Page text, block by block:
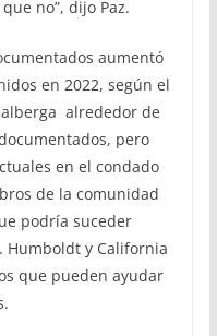
no”, dijo Paz.
aumentó
en 2022, según el
alrededor de
pero
en el condado
de la comunidad
podría suceder
Humboldt y California
que pueden ayudar